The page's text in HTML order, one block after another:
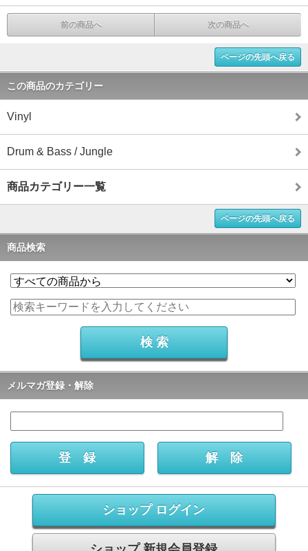
前の商品へ 次の商品へ
ページの先頭へ戻る
この商品のカテゴリー
Vinyl
Drum & Bass / Jungle
商品カテゴリー一覧
ページの先頭へ戻る
商品検索
メルマガ登録・解除
ショップ ログイン